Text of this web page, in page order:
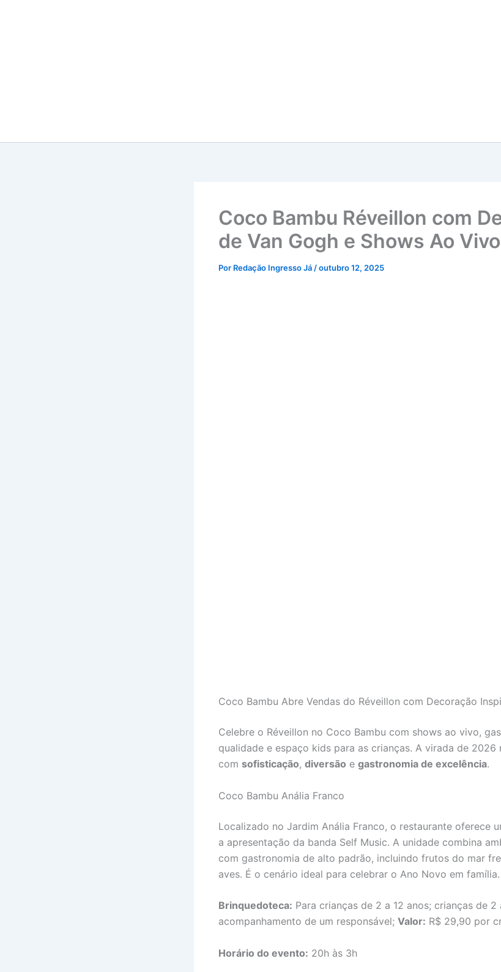
Coco Bambu Réveillon com
de Van Gogh e Shows Ao Vivo
Por Redação Ingresso Já /outubro 12, 2025
Coco Bambu Abre Vendas do Réveillon com Decoração
Celebre o Réveillon no Coco Bambu com shows ao vivo,
qualidade e espaço kids para as crianças. A virada de 2026
com sofisticação, diversão e gastronomia de excelência.
Coco Bambu Anália Franco
Localizado no Jardim Anália Franco, o restaurante oferece
a apresentação da banda Self Music. A unidade combina
com gastronomia de alto padrão, incluindo frutos do mar
aves. É o cenário ideal para celebrar o Ano Novo em família.
Brinquedoteca: Para crianças de 2 a 12 anos; crianças de
acompanhamento de um responsável; Valor: R$ 29,90 por
Horário do evento: 20h às 3h